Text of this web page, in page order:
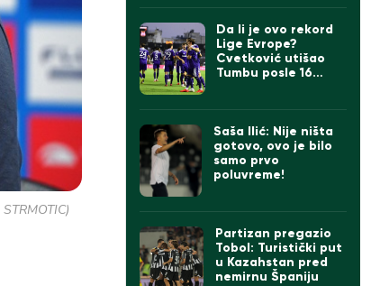
Da li je ovo rekord
Lige Evrope?
Cvetković utišao
Tumbu posle 16
Saša Ilić: Nije ništa
gotovo, ovo je bilo
samo prvo
poluvreme!
Partizan pregazio
Tobol: Turistički put
u Kazahstan pred
nemirnu Španiju